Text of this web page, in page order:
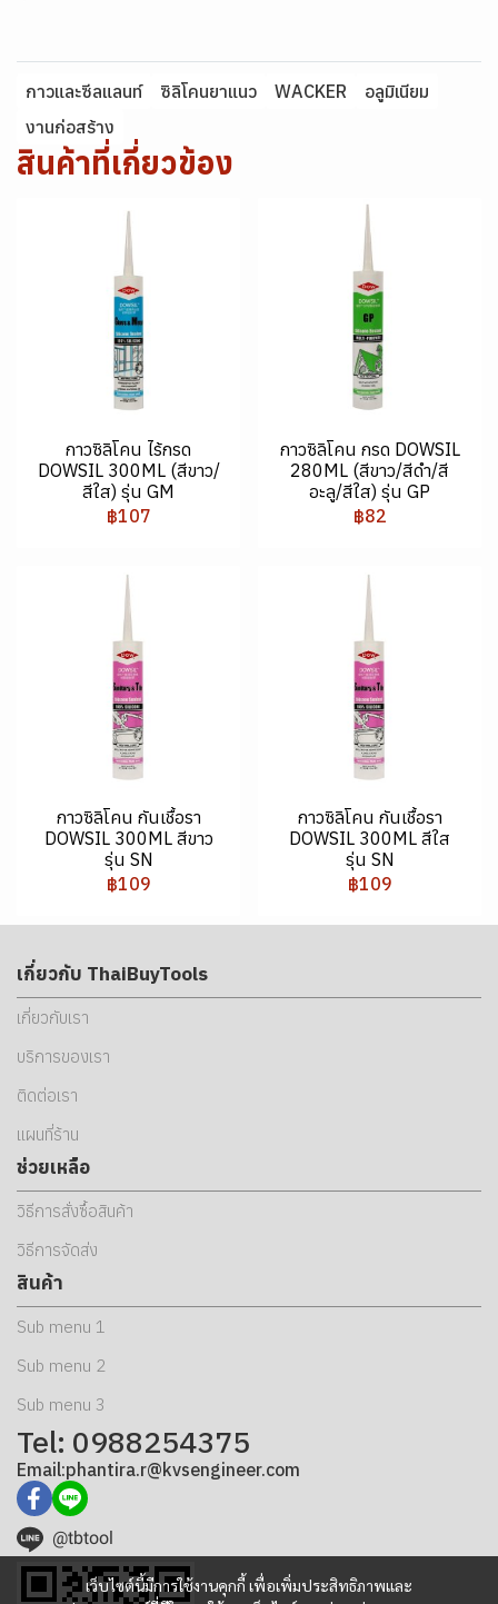
กาวและซีลแลนท์ ซิลิโคนยาแนว WACKER
อลูมิเนียม
งานก่อสร้าง
สินค้าที่เกี่ยวข้อง
กาวซิลิโคน ไร้กรด
DOWSIL 300ML (สีขาว/
สีใส) รุ่น GM
฿107
กาวซิลิโคน กรด DOWSIL
280ML (สีขาว/สีดำ/สี
อะลู/สีใส) รุ่น GP
฿82
กาวซิลิโคน กันเชื้อรา
DOWSIL 300ML สีขาว
รุ่น SN
฿109
กาวซิลิโคน กันเชื้อรา
DOWSIL 300ML สีใส
รุ่น SN
฿109
เว็บไซต์นี้มีการใช้งานคุกกี้ เพื่อเพิ่มประสิทธิภาพและ
เกี่ยวกับ ThaiBuyTools
เกี่ยวกับเรา
บริการของเรา
ติดต่อเรา
แผนที่ร้าน
ช่วยเหลือ
วิธีการสั่งซื้อสินค้า
วิธีการจัดส่ง
สินค้า
Sub menu 1
Sub menu 2
Sub menu 3
Tel: 0988254375
Email:phantira.r@kvsengineer.com
@tbtool